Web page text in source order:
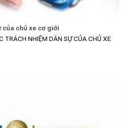
của chủ xe cơ giới
TRÁCH NHIỆM DÂN SỰ CỦA CHỦ XE